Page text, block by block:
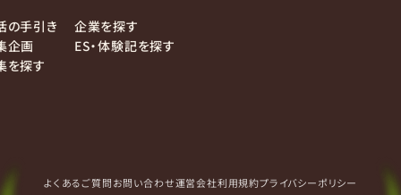
の手引き
企画
を探す
企業を探す
ES・体験記を探す
よくあるご質問お問い合わせ運営会社利用規約プライバシーポリシー